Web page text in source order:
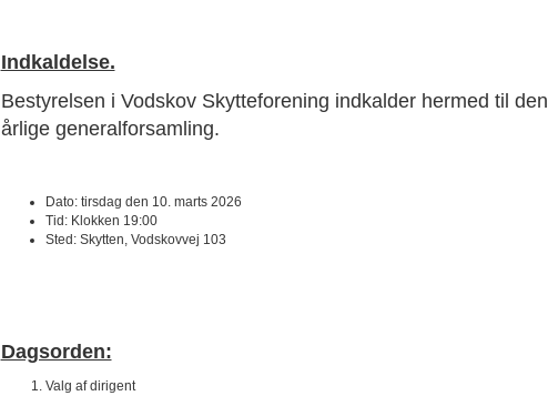
Indkaldelse.
Bestyrelsen i Vodskov Skytteforening indkalder hermed til den
årlige generalforsamling.
Dato: tirsdag den 10. marts 2026
Tid: Klokken 19:00
Sted: Skytten, Vodskovvej 103
Dagsorden:
Valg af dirigent